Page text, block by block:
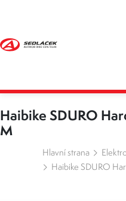
Haibike SDURO
M
Hlavní strana
Haibike SDURO